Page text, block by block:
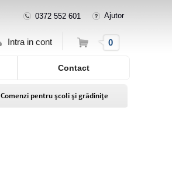
0372 552 601 Ajutor
Intra in cont Cos 0
Contact
Comenzi pentru școli și grădinițe